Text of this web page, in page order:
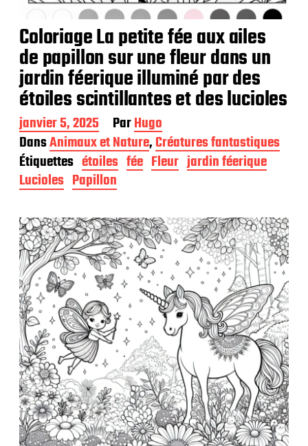
Coloriage La petite fée aux ailes
de papillon sur une fleur dans un
jardin féerique illuminé par des
étoiles scintillantes et des lucioles
D
a
t
e
d
e
u
b
l
i
c
a
t
i
o
n
janvier 5, 2025 ParHugo
DansAnimaux et Nature,Créatures fantastiques
Étiquettes étoiles fée Fleur jardin féerique
Lucioles Papillon